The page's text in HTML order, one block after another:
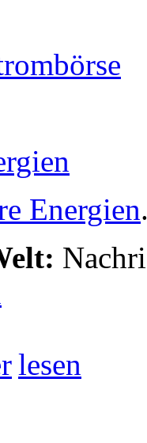
Energien
lesen